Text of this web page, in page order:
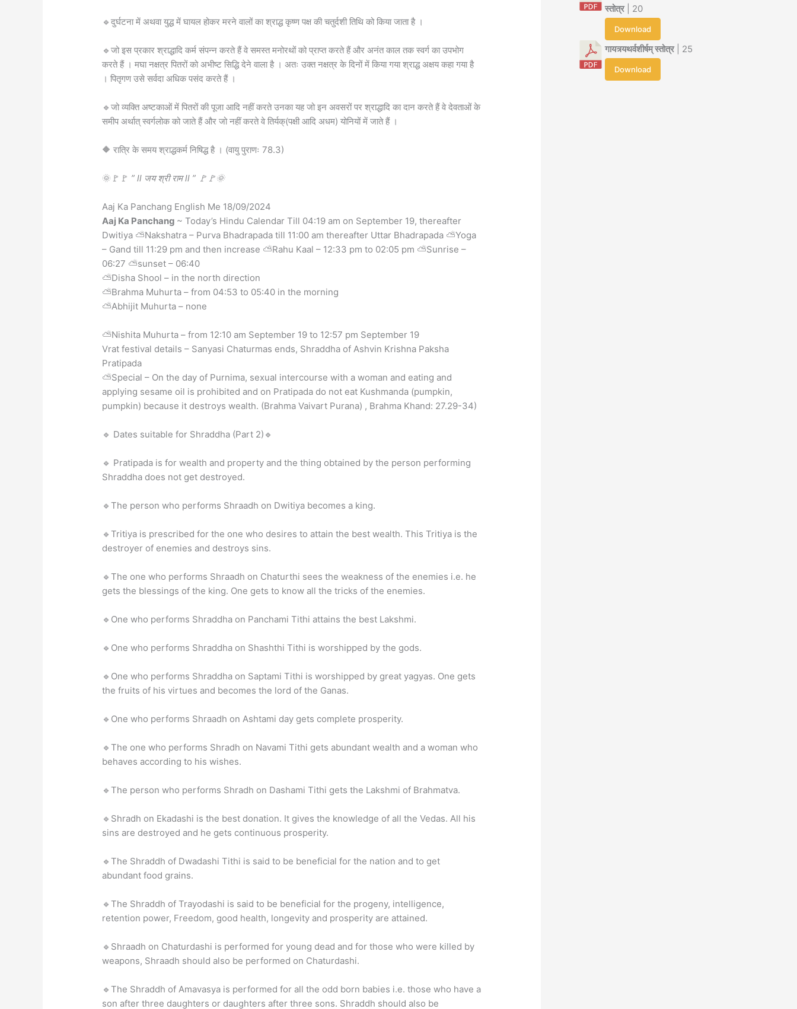
🔹दुर्घटना में अथवा युद्ध में घायल होकर मरने वालों का श्राद्ध कृष्ण पक्ष की चतुर्दशी तिथि को किया जाता है ।
🔹जो इस प्रकार श्राद्धादि कर्म संपन्न करते हैं वे समस्त मनोरथों को प्राप्त करते हैं और अनंत काल तक स्वर्ग का उपभोग
करते हैं । मघा नक्षत्र पितरों को अभीष्ट सिद्धि देने वाला है । अतः उक्त नक्षत्र के दिनों में किया गया श्राद्ध अक्षय कहा गया है
। पितृगण उसे सर्वदा अधिक पसंद करते हैं ।
🔹जो व्यक्ति अष्टकाओं में पितरों की पूजा आदि नहीं करते उनका यह जो इन अवसरों पर श्राद्धादि का दान करते हैं वे देवताओं के
समीप अर्थात् स्वर्गलोक को जाते हैं और जो नहीं करते वे तिर्यक्(पक्षी आदि अधम) योनियों में जाते हैं ।
🔶 रात्रि के समय श्राद्धकर्म निषिद्ध है । (वायु पुराणः 78.3)
🌞🚩🚩 ” ll जय श्री राम ll ” 🚩🚩🌞
Aaj Ka Panchang English Me 18/09/2024
Aaj Ka Panchang ~ Today’s Hindu Calendar Till 04:19 am on September 19, thereafter
Dwitiya ⛅Nakshatra – Purva Bhadrapada till 11:00 am thereafter Uttar Bhadrapada ⛅Yoga
– Gand till 11:29 pm and then increase ⛅Rahu Kaal – 12:33 pm to 02:05 pm ⛅Sunrise –
06:27 ⛅sunset – 06:40
⛅Disha Shool – in the north direction
⛅Brahma Muhurta – from 04:53 to 05:40 in the morning
⛅Abhijit Muhurta – none
⛅Nishita Muhurta – from 12:10 am September 19 to 12:57 pm September 19
Vrat festival details – Sanyasi Chaturmas ends, Shraddha of Ashvin Krishna Paksha
Pratipada
⛅Special – On the day of Purnima, sexual intercourse with a woman and eating and
applying sesame oil is prohibited and on Pratipada do not eat Kushmanda (pumpkin,
pumpkin) because it destroys wealth. (Brahma Vaivart Purana) , Brahma Khand: 27.29-34)
🔹 Dates suitable for Shraddha (Part 2)🔹
🔹 Pratipada is for wealth and property and the thing obtained by the person performing
Shraddha does not get destroyed.
🔹The person who performs Shraadh on Dwitiya becomes a king.
🔹Tritiya is prescribed for the one who desires to attain the best wealth. This Tritiya is the
destroyer of enemies and destroys sins.
🔹The one who performs Shraadh on Chaturthi sees the weakness of the enemies i.e. he
gets the blessings of the king. One gets to know all the tricks of the enemies.
🔹One who performs Shraddha on Panchami Tithi attains the best Lakshmi.
🔹One who performs Shraddha on Shashthi Tithi is worshipped by the gods.
🔹One who performs Shraddha on Saptami Tithi is worshipped by great yagyas. One gets
the fruits of his virtues and becomes the lord of the Ganas.
🔹One who performs Shraadh on Ashtami day gets complete prosperity.
🔹The one who performs Shradh on Navami Tithi gets abundant wealth and a woman who
behaves according to his wishes.
🔹The person who performs Shradh on Dashami Tithi gets the Lakshmi of Brahmatva.
🔹Shradh on Ekadashi is the best donation. It gives the knowledge of all the Vedas. All his
sins are destroyed and he gets continuous prosperity.
🔹The Shraddh of Dwadashi Tithi is said to be beneficial for the nation and to get
abundant food grains.
🔹The Shraddh of Trayodashi is said to be beneficial for the progeny, intelligence,
retention power, Freedom, good health, longevity and prosperity are attained.
🔹Shraadh on Chaturdashi is performed for young dead and for those who were killed by
weapons, Shraadh should also be performed on Chaturdashi.
🔹The Shraddh of Amavasya is performed for all the odd born babies i.e. those who have a
son after three daughters or daughters after three sons. Shraddh should also be
स्तोत्र| 20
Download
गायत्र्यथर्वशीर्षम् स्तोत्र| 25
Download